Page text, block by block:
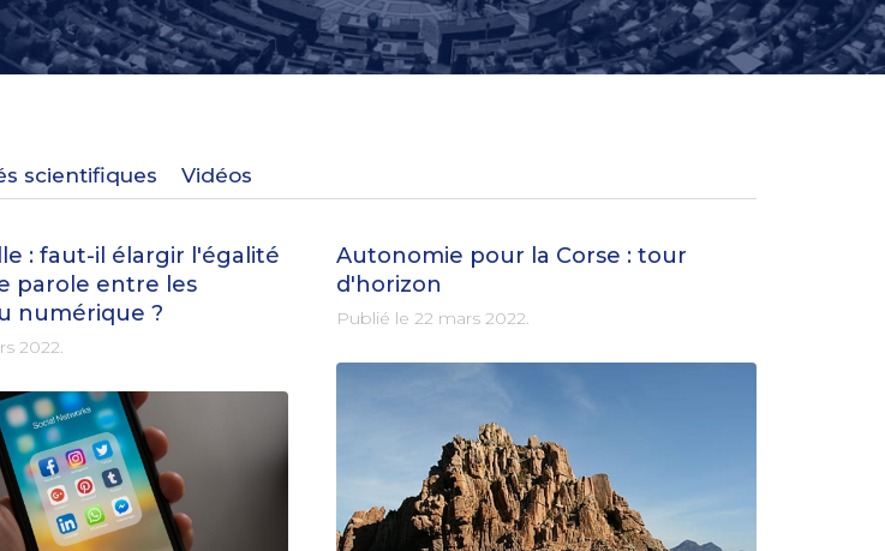
scientifiques Vidéos
: faut-il élargir l'égalité
parole entre les
numérique ?
2022.
Autonomie pour la Corse : tour
d'horizon
Publié le 22 mars 2022.